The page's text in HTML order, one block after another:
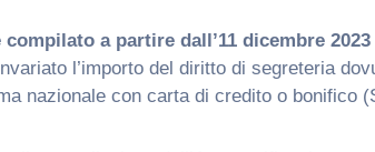
a partire dall’11 dicembre
l’importo del diritto di segreteria
nazionale con carta di credito o bonifico